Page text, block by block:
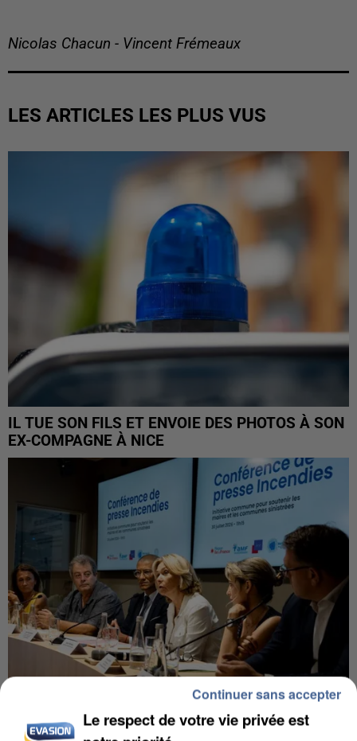
Nicolas Chacun - Vincent Frémeaux
LES ARTICLES LES PLUS VUS
IL TUE SON FILS ET ENVOIE DES PHOTOS À SON
EX-COMPAGNE À NICE
INCENDIES : L’ÎLE-DE-FRANCE LANCE UN ÉLAN
Le respect de votre vie privée est
Continuer sans accepter